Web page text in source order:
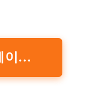
상영시간표 홈페이지 바로가기